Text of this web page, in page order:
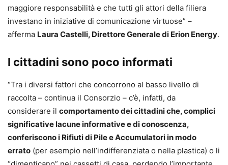
maggiore responsabilità e che tutti gli attori della filiera
investano in iniziative di comunicazione virtuose” –
afferma Laura Castelli, Direttore Generale di Erion Energy.
I cittadini sono poco informati
“Tra i diversi fattori che concorrono al basso livello di
raccolta – continua il Consorzio – c’è, infatti, da
considerare il comportamento dei cittadini che, complici
significative lacune informative e di conoscenza,
conferiscono i Rifiuti di Pile e Accumulatori in modo
errato (per esempio nell’indifferenziata o nella plastica) o li